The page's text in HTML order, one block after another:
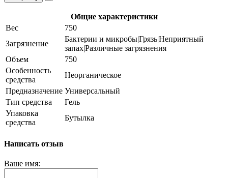
Общие характеристики
Вес
750
Загрязнение
Бактерии и микробы|Грязь|Неприятный
запах|Различные загрязнения
Объем
750
Особенность
средства
Неорганическое
Предназначение Универсальный
Тип средства
Гель
Упаковка
средства
Бутылка
Написать отзыв
Ваше имя: